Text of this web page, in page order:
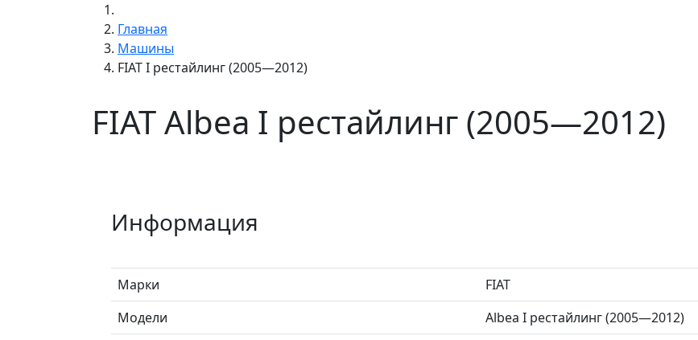
Главная
Машины
FIAT I рестайлинг (2005—2012)
FIAT Albea I рестайлинг (2005—2012)
Информация
Марки
FIAT
Модели
Albea I рестайлинг (2005—2012)